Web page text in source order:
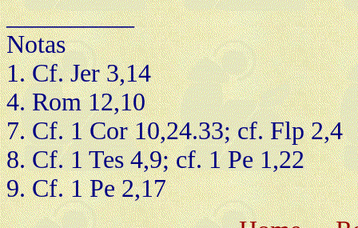
__________
Notas
1. Cf. Jer 3,14
4. Rom 12,10
7. Cf. 1 Cor 10,24.33; cf. Flp 2,4
8. Cf. 1 Tes 4,9; cf. 1 Pe 1,22
9. Cf. 1 Pe 2,17